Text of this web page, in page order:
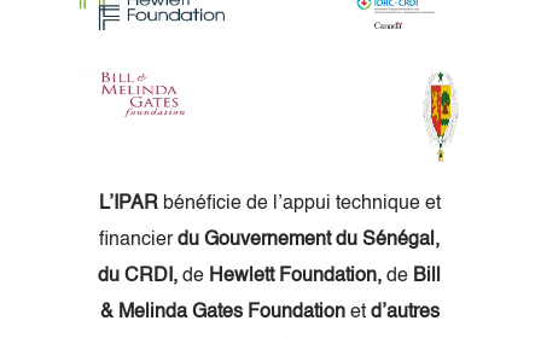
L’IPARbénéficie de l’appui technique et
financierdu Gouvernement du Sénégal,
du CRDI, de Hewlett Foundation, de Bill
& Melinda Gates Foundation et d’autres